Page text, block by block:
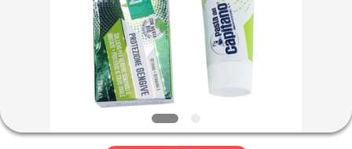
PRODUKTE
ÜBER
UNS